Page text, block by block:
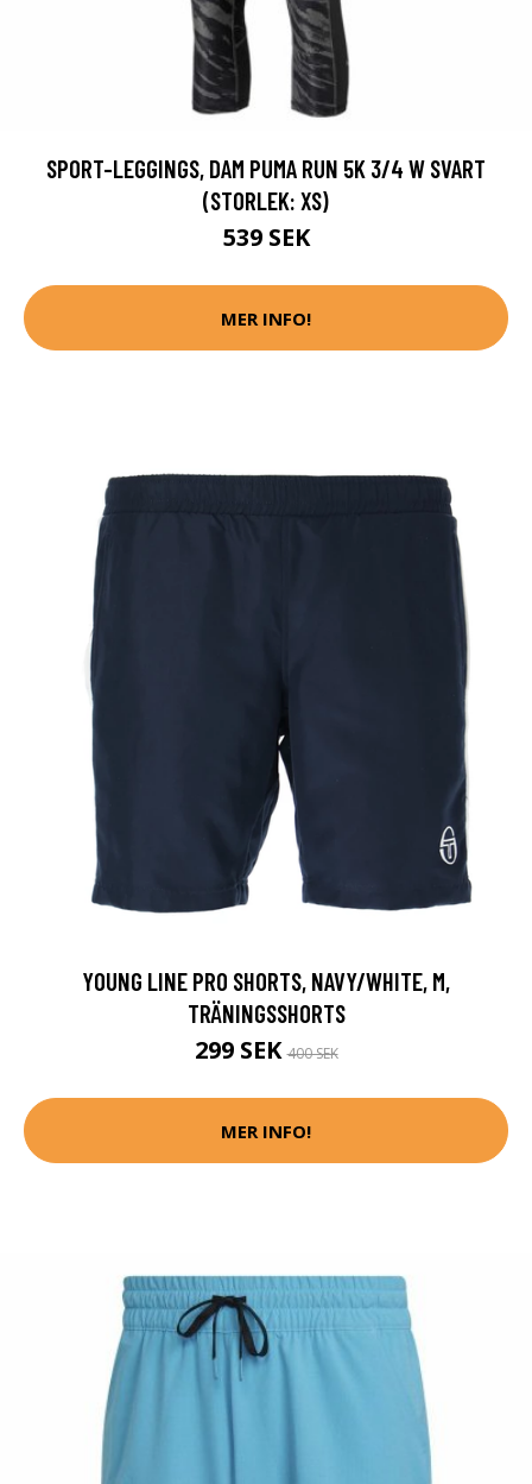
SPORT-LEGGINGS, DAM PUMA RUN 5K 3/4 W SVART
(STORLEK: XS)
539 SEK
MER INFO!
YOUNG LINE PRO SHORTS, NAVY/WHITE, M,
TRÄNINGSSHORTS
299 SEK400 SEK
MER INFO!